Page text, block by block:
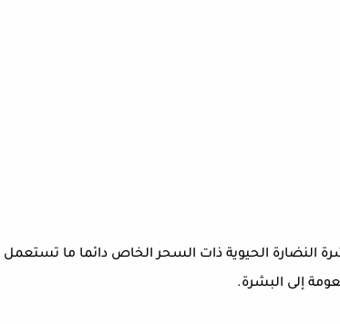
النضارة الحيوية ذات السحر الخاص دائما ما تستعمل
إلى البشرة.